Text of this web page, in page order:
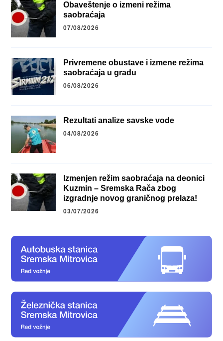
Obaveštenje o izmeni režima
saobraćaja
07/08/2026
Privremene obustave i izmene režima
saobraćaja u gradu
06/08/2026
Rezultati analize savske vode
04/08/2026
Izmenjen režim saobraćaja na deonici
Kuzmin – Sremska Rača zbog
izgradnje novog graničnog prelaza!
03/07/2026